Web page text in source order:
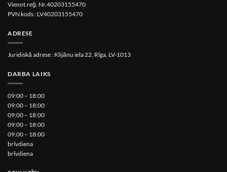
Vienot.reģ. Nr.40203155470
PVN kods : LV40203155470
ADRESE
Juridiskā adrese : Klijānu iela 22, Rīga, LV-1013
DARBA LAIKS
09:00 – 18:00
09:00 – 18:00
09:00 – 18:00
09:00 – 18:00
09:00 – 18:00
brīvdiena
brīvdiena